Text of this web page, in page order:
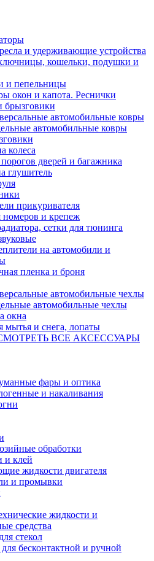
и удерживающие устройства
кошельки, подушки и
и пепельницы
окон и капота. Реснички
брызговики
автомобильные ковры
автомобильные ковры
колеса
дверей и багажника
глушитель
прикуривателя
номеров и крепеж
сетки для тюнинга
на автомобили и
пленка и броня
автомобильные чехлы
автомобильные чехлы
окна
мытья и снега, лопаты
ВСЕ АКСЕССУАРЫ
фары и оптика
и накаливания
обработки
и клей
жидкости двигателя
и промывки
жидкости и
средства
стекол
бесконтактной и ручной